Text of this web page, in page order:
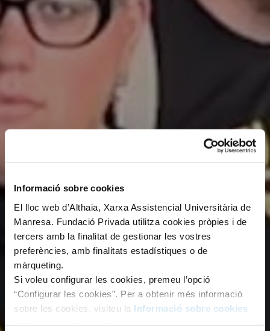
Informació sobre cookies
El lloc web d’Althaia, Xarxa Assistencial Universitària de
Manresa. Fundació Privada utilitza cookies pròpies i de
tercers amb la finalitat de gestionar les vostres
preferències, amb finalitats estadístiques o de
màrqueting.
Si voleu configurar les cookies, premeu l’opció
“Configurar les cookies”. Per a obtenir més informació
sobre les cookies, visiteu la Informació sobre cookies